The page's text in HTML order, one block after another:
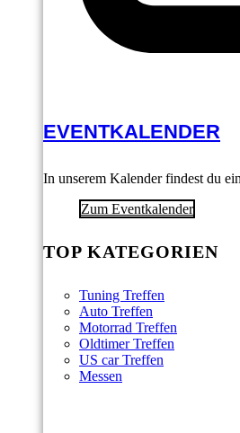
EVENTKALENDER
In unserem Kalender findest du
Zum Eventkalender
TOP KATEGORIEN
Tuning Treffen
Auto Treffen
Motorrad Treffen
Oldtimer Treffen
US car Treffen
Messen